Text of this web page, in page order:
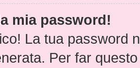
mia password!
La tua password
Per far